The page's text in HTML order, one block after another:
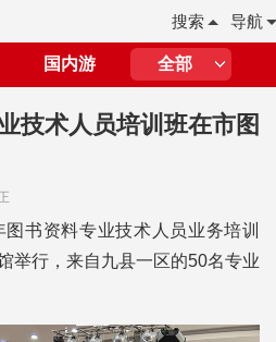
导航
搜索
国内游 全部
技术人员培训班在市图
书资料专业技术人员业务培训
举行，来自九县一区的50名专业